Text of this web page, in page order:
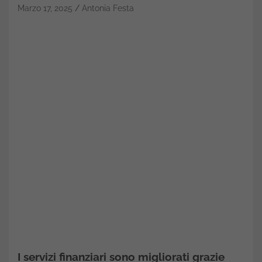
Marzo 17, 2025 Antonia Festa
I servizi finanziari sono migliorati grazie